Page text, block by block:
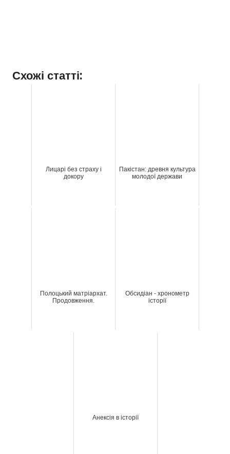
Схожі статті:
Лицарі без страху і
докору
Пакістан: древня культура
молодої держави
Полоцький матріархат.
Продовження.
Обсидіан - хронометр
історії
Анексія в історії